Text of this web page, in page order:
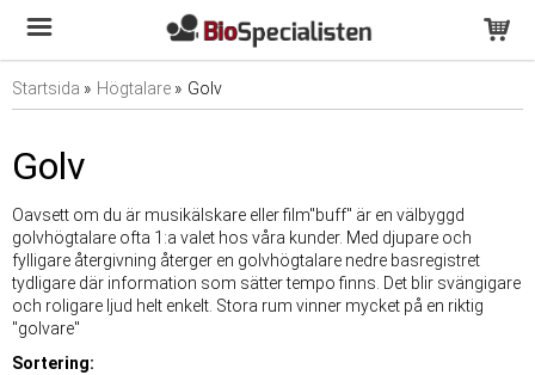
Startsida » Högtalare » Golv
Golv
Oavsett om du är musikälskare eller film"buff" är en välbyggd
golvhögtalare ofta 1:a valet hos våra kunder. Med djupare och
fylligare återgivning återger en golvhögtalare nedre basregistret
tydligare där information som sätter tempo finns. Det blir svängigare
och roligare ljud helt enkelt. Stora rum vinner mycket på en riktig
"golvare"
Sortering: